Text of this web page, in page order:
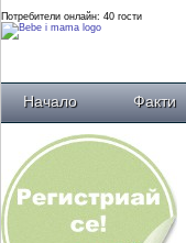
Потребители онлайн: 40 гости
Начало Факти